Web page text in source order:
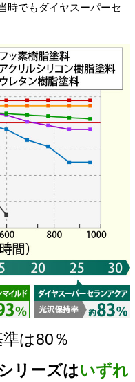
時でもダイヤスーパーセ
は80％
リーズはいずれ